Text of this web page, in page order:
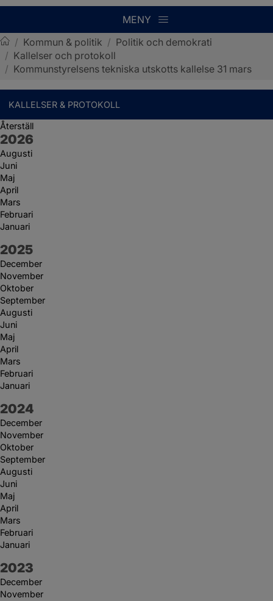
MENY
Sotenäs kommun
/ Kommun & politik / Politik och demokrati
/ Kallelser och protokoll
/ Kommunstyrelsens tekniska utskotts kallelse 31 mars
KALLELSER & PROTOKOLL
Återställ
År:
2026
Augusti
Juni
Maj
April
Mars
Februari
Januari
År:
2025
December
November
Oktober
September
Augusti
Juni
Maj
April
Mars
Februari
Januari
År:
2024
December
November
Oktober
September
Augusti
Juni
Maj
April
Mars
Februari
Januari
År:
2023
December
November